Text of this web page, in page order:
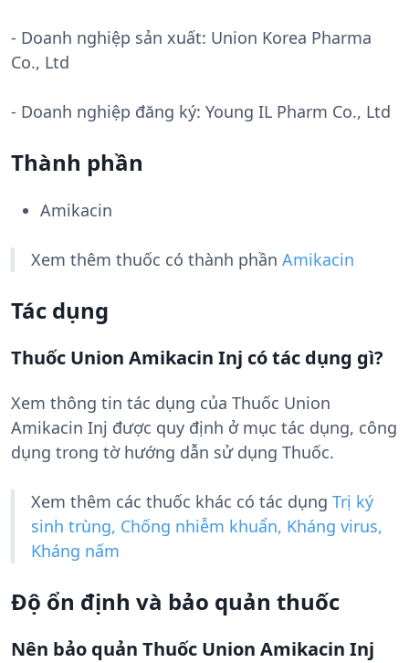
- Doanh nghiệp sản xuất: Union Korea Pharma
Co., Ltd
- Doanh nghiệp đăng ký: Young IL Pharm Co., Ltd
Thành phần
Amikacin
Xem thêm thuốc có thành phần Amikacin
Tác dụng
Thuốc Union Amikacin Inj có tác dụng gì?
Xem thông tin tác dụng của Thuốc Union
Amikacin Inj được quy định ở mục tác dụng, công
dụng trong tờ hướng dẫn sử dụng Thuốc.
Xem thêm các thuốc khác có tác dụng Trị ký
sinh trùng, Chống nhiễm khuẩn, Kháng virus,
Kháng nấm
Độ ổn định và bảo quản thuốc
Nên bảo quản Thuốc Union Amikacin Inj